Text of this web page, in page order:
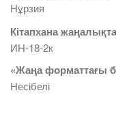
Нұрзия
Кітапхана
ИН-18-2к
«Жаңа форматтағы
Несібелі